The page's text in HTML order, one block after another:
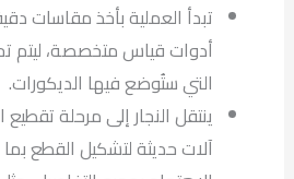
تبدأ العملية بأخذ مقاسات
أدوات قياس متخصصة، ليتم
التي ستُوضع فيها الديكورات.
ينتقل النجار إلى مرحلة
آلات حديثة لتشكيل القطع